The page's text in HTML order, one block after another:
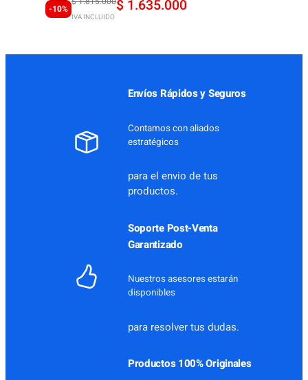
-10% Original
price
$ 1.635.000
Current
price
IVA INCLUIDO
Envíos Rápidos y Seguros
Contamos con aliados
estratégicos
para el envio de tus
productos.
Soporte Post-Venta
Garantizado
Nuestros asesores estarán
disponibles
para resolver tus dudas.
Productos 100% Originales